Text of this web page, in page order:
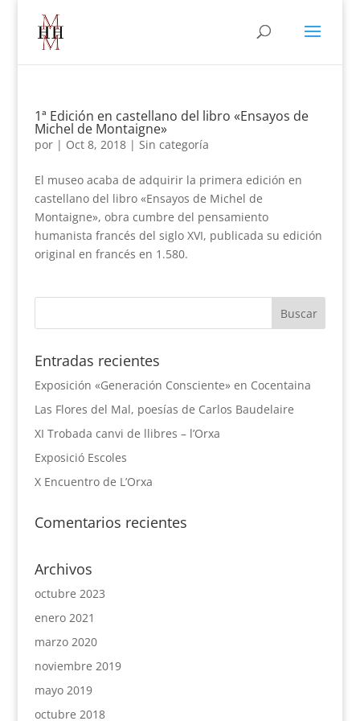
1ª Edición en castellano del libro «Ensayos de
Michel de Montaigne»
por | Oct 8, 2018| Sin categoría
El museo acaba de adquirir la primera edición en
castellano del libro «Ensayos de Michel de
Montaigne», obra cumbre del pensamiento
humanista francés del siglo XVI, publicada su edición
original en francés en 1.580.
Entradas recientes
Exposición «Generación Consciente» en Cocentaina
Las Flores del Mal, poesías de Carlos Baudelaire
XI Trobada canvi de llibres – l’Orxa
Exposició Escoles
X Encuentro de L’Orxa
Comentarios recientes
Archivos
octubre 2023
enero 2021
marzo 2020
noviembre 2019
mayo 2019
octubre 2018